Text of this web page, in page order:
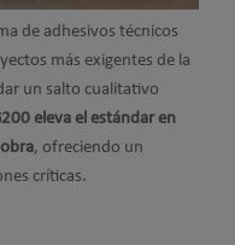
de adhesivos técnicos
más exigentes de la
un salto cualitativo
eleva el estándar en
, ofreciendo un
críticas.